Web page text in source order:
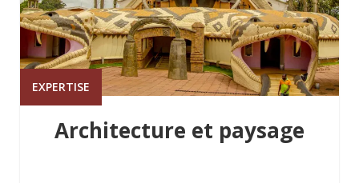
EXPERTISE
Architecture et paysage